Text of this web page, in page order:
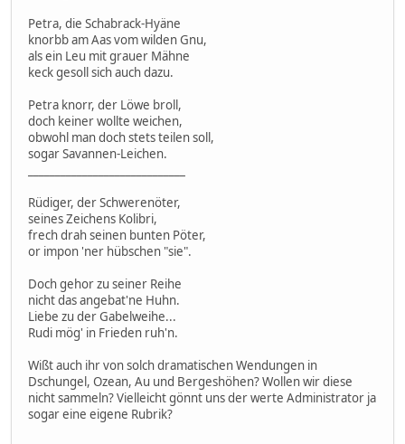
Petra, die Schabrack-Hyäne
knorbb am Aas vom wilden Gnu,
als ein Leu mit grauer Mähne
keck gesoll sich auch dazu.
Petra knorr, der Löwe broll,
doch keiner wollte weichen,
obwohl man doch stets teilen soll,
sogar Savannen-Leichen.
Rüdiger, der Schwerenöter,
seines Zeichens Kolibri,
frech drah seinen bunten Pöter,
or impon 'ner hübschen "sie".
Doch gehor zu seiner Reihe
nicht das angebat'ne Huhn.
Liebe zu der Gabelweihe...
Rudi mög' in Frieden ruh'n.
Wißt auch ihr von solch dramatischen Wendungen in
Dschungel, Ozean, Au und Bergeshöhen? Wollen wir diese
nicht sammeln? Vielleicht gönnt uns der werte Administrator ja
sogar eine eigene Rubrik?